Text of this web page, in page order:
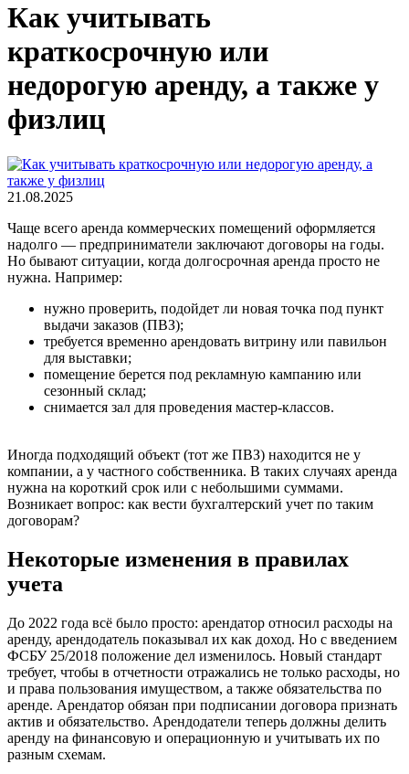
Как учитывать
краткосрочную или
недорогую аренду, а также у
физлиц
21.08.2025
Чаще всего аренда коммерческих помещений оформляется
надолго — предприниматели заключают договоры на годы.
Но бывают ситуации, когда долгосрочная аренда просто не
нужна. Например:
нужно проверить, подойдет ли новая точка под пункт
выдачи заказов (ПВЗ);
требуется временно арендовать витрину или павильон
для выставки;
помещение берется под рекламную кампанию или
сезонный склад;
снимается зал для проведения мастер-классов.
Иногда подходящий объект (тот же ПВЗ) находится не у
компании, а у частного собственника. В таких случаях аренда
нужна на короткий срок или с небольшими суммами.
Возникает вопрос: как вести бухгалтерский учет по таким
договорам?
Некоторые изменения в правилах
учета
До 2022 года всё было просто: арендатор относил расходы на
аренду, арендодатель показывал их как доход. Но с введением
ФСБУ 25/2018 положение дел изменилось. Новый стандарт
требует, чтобы в отчетности отражались не только расходы, но
и права пользования имуществом, а также обязательства по
аренде. Арендатор обязан при подписании договора признать
актив и обязательство. Арендодатели теперь должны делить
аренду на финансовую и операционную и учитывать их по
разным схемам.